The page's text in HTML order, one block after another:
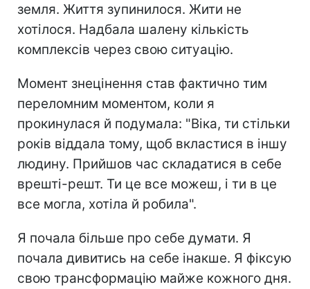
земля. Життя зупинилося. Жити не
хотілося. Надбала шалену кількість
комплексів через свою ситуацію.
Момент знецінення став фактично тим
переломним моментом, коли я
прокинулася й подумала: "Віка, ти стільки
років віддала тому, щоб вкластися в іншу
людину. Прийшов час складатися в себе
врешті-решт. Ти це все можеш, і ти в це
все могла, хотіла й робила".
Я почала більше про себе думати. Я
почала дивитись на себе інакше. Я фіксую
свою трансформацію майже кожного дня.